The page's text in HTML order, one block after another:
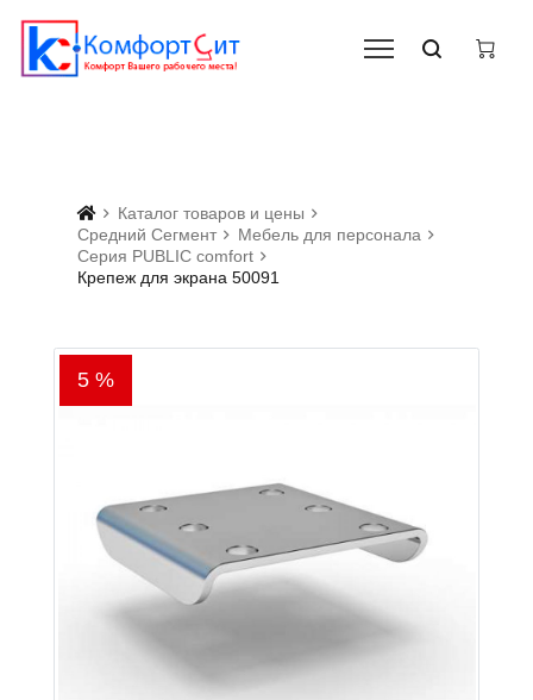
Каталог товаров и цены
Средний Сегмент
Мебель для персонала
Серия PUBLIC comfort
Крепеж для экрана 50091
5 %